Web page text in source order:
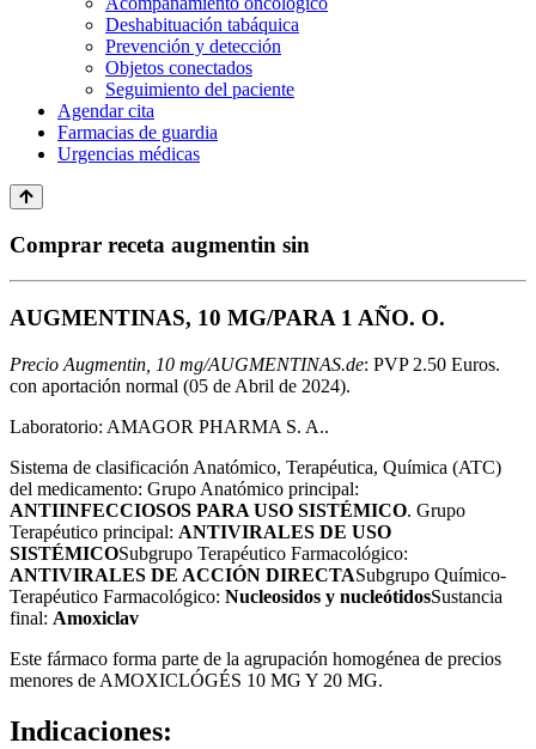
Deshabituación tabáquica
Prevención y detección
Objetos conectados
Seguimiento del paciente
Agendar cita
Farmacias de guardia
Urgencias médicas
Comprar receta augmentin sin
AUGMENTINAS, 10 MG/PARA 1 AÑO. O.
Precio Augmentin, 10 mg/AUGMENTINAS.de: PVP 2.50 Euros.
con aportación normal (05 de Abril de 2024).
Laboratorio: AMAGOR PHARMA S. A..
Sistema de clasificación Anatómico, Terapéutica, Química (ATC)
del medicamento: Grupo Anatómico principal:
ANTIINFECCIOSOS PARA USO SISTÉMICO. Grupo
Terapéutico principal: ANTIVIRALES DE USO
SISTÉMICOSubgrupo Terapéutico Farmacológico:
ANTIVIRALES DE ACCIÓN DIRECTASubgrupo Químico-
Terapéutico Farmacológico: Nucleosidos y nucleótidosSustancia
final: Amoxiclav
Este fármaco forma parte de la agrupación homogénea de precios
menores de AMOXICLÓGÉS 10 MG Y 20 MG.
Indicaciones: